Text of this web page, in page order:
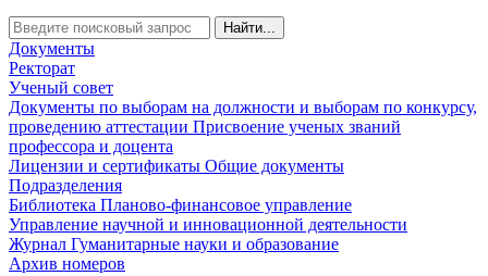
Найти...
Документы
Ректорат
Ученый совет
Документы по выборам на должности и выборам по конкурсу,
проведению аттестации Присвоение ученых званий
профессора и доцента
Лицензии и сертификаты Общие документы
Подразделения
Библиотека Планово-финансовое управление
Управление научной и инновационной деятельности
Журнал Гуманитарные науки и образование
Архив номеров